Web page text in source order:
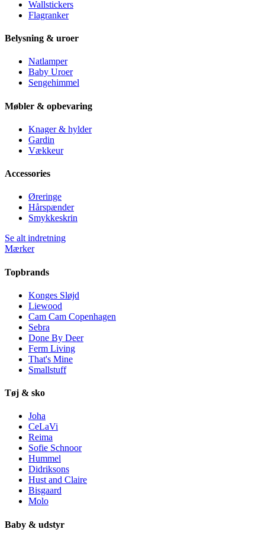
Wallstickers
Flagranker
Belysning & uroer
Natlamper
Baby Uroer
Sengehimmel
Møbler & opbevaring
Knager & hylder
Gardin
Vækkeur
Accessories
Øreringe
Hårspænder
Smykkeskrin
Se alt indretning
Mærker
Topbrands
Konges Sløjd
Liewood
Cam Cam Copenhagen
Sebra
Done By Deer
Ferm Living
That's Mine
Smallstuff
Tøj & sko
Joha
CeLaVi
Reima
Sofie Schnoor
Hummel
Didriksons
Hust and Claire
Bisgaard
Molo
Baby & udstyr